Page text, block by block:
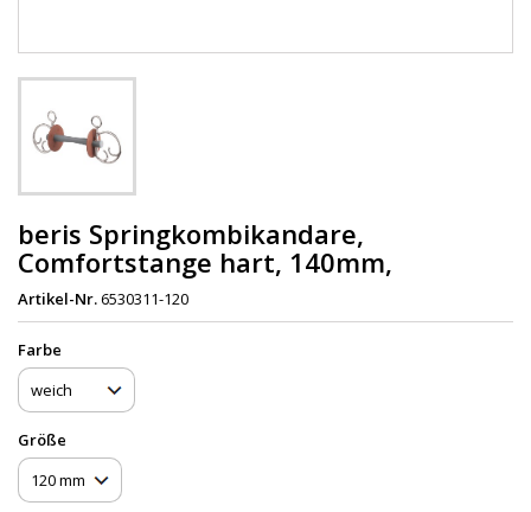
beris Springkombikandare,
Comfortstange hart, 140mm,
Artikel-Nr.6530311-120
Farbe
Größe